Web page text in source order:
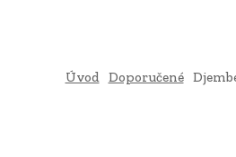
Úvod Doporučené